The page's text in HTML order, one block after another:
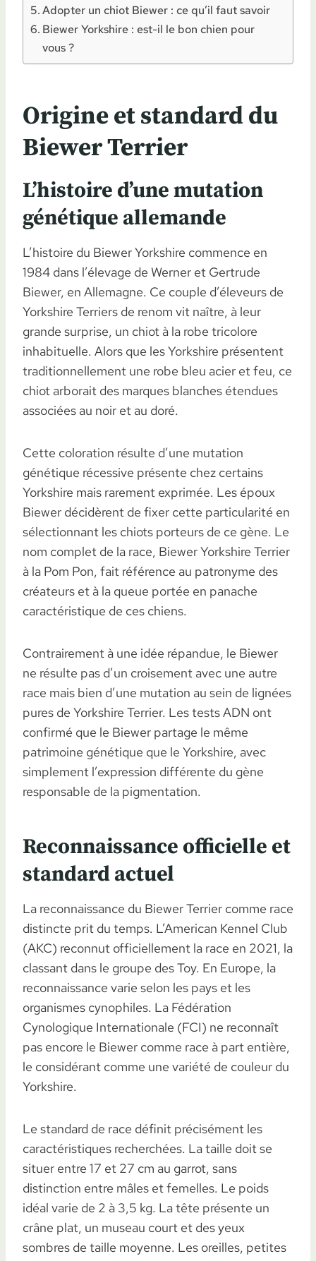
Adopter un chiot Biewer : ce qu’il faut savoir
Biewer Yorkshire : est-il le bon chien pour
vous ?
Origine et standard du
Biewer Terrier
L’histoire d’une mutation
génétique allemande
L’histoire du Biewer Yorkshire commence en
1984 dans l’élevage de Werner et Gertrude
Biewer, en Allemagne. Ce couple d’éleveurs de
Yorkshire Terriers de renom vit naître, à leur
grande surprise, un chiot à la robe tricolore
inhabituelle. Alors que les Yorkshire présentent
traditionnellement une robe bleu acier et feu, ce
chiot arborait des marques blanches étendues
associées au noir et au doré.
Cette coloration résulte d’une mutation
génétique récessive présente chez certains
Yorkshire mais rarement exprimée. Les époux
Biewer décidèrent de fixer cette particularité en
sélectionnant les chiots porteurs de ce gène. Le
nom complet de la race, Biewer Yorkshire Terrier
à la Pom Pon, fait référence au patronyme des
créateurs et à la queue portée en panache
caractéristique de ces chiens.
Contrairement à une idée répandue, le Biewer
ne résulte pas d’un croisement avec une autre
race mais bien d’une mutation au sein de lignées
pures de Yorkshire Terrier. Les tests ADN ont
confirmé que le Biewer partage le même
patrimoine génétique que le Yorkshire, avec
simplement l’expression différente du gène
responsable de la pigmentation.
Reconnaissance officielle et
standard actuel
La reconnaissance du Biewer Terrier comme race
distincte prit du temps. L’American Kennel Club
(AKC) reconnut officiellement la race en 2021, la
classant dans le groupe des Toy. En Europe, la
reconnaissance varie selon les pays et les
organismes cynophiles. La Fédération
Cynologique Internationale (FCI) ne reconnaît
pas encore le Biewer comme race à part entière,
le considérant comme une variété de couleur du
Yorkshire.
Le standard de race définit précisément les
caractéristiques recherchées. La taille doit se
situer entre 17 et 27 cm au garrot, sans
distinction entre mâles et femelles. Le poids
idéal varie de 2 à 3,5 kg. La tête présente un
crâne plat, un museau court et des yeux
sombres de taille moyenne. Les oreilles, petites